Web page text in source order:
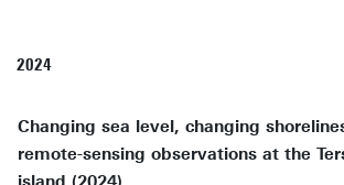
2024
Changing sea level, changing
remote-sensing observations at the